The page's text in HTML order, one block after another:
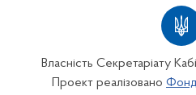
Власність Секретаріату
Проект реалізовано